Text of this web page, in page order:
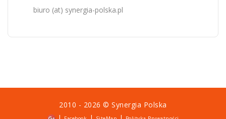
biuro (at) synergia-polska.pl
2010 - 2026 ©Synergia Polska